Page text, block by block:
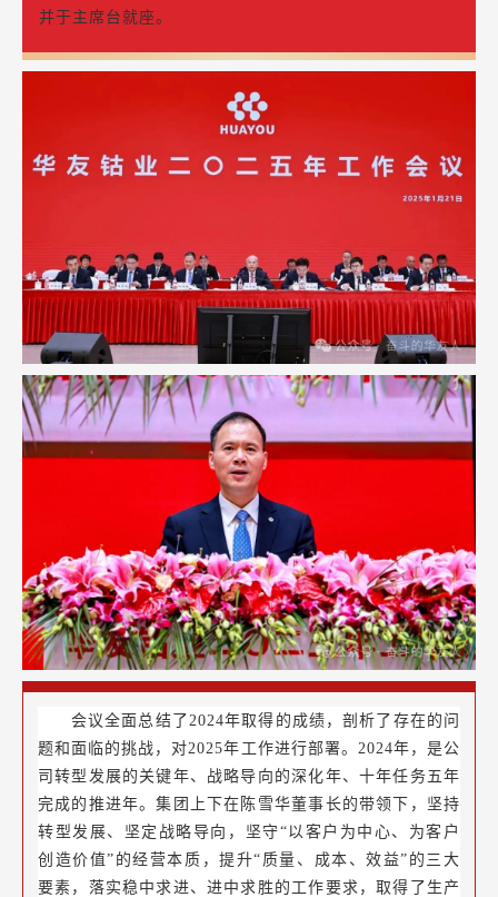
并于主席台就座。
会议全面总结了2024年取得的成绩，剖析了存在的问
题和面临的挑战，对2025年工作进行部署。2024年，是公
司转型发展的关键年、战略导向的深化年、十年任务五年
完成的推进年。集团上下在陈雪华董事长的带领下，坚持
转型发展、坚定战略导向，坚守“以客户为中心、为客户
创造价值”的经营本质，提升“质量、成本、效益”的三大
要素，落实稳中求进、进中求胜的工作要求，取得了生产